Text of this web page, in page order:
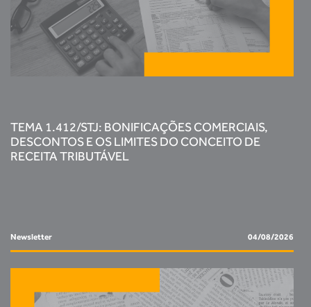
TEMA 1.412/STJ: BONIFICAÇÕES COMERCIAIS,
DESCONTOS E OS LIMITES DO CONCEITO DE
RECEITA TRIBUTÁVEL
Newsletter 04/08/2026